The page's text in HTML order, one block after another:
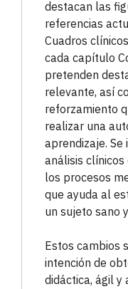
destacan las
referencias
Cuadros
cada capítulo
pretenden
relevante, así
reforzamiento
realizar una
aprendizaje.
análisis
los procesos
que ayuda al
un sujeto sano
Estos cambios
intención de
didáctica, ágil